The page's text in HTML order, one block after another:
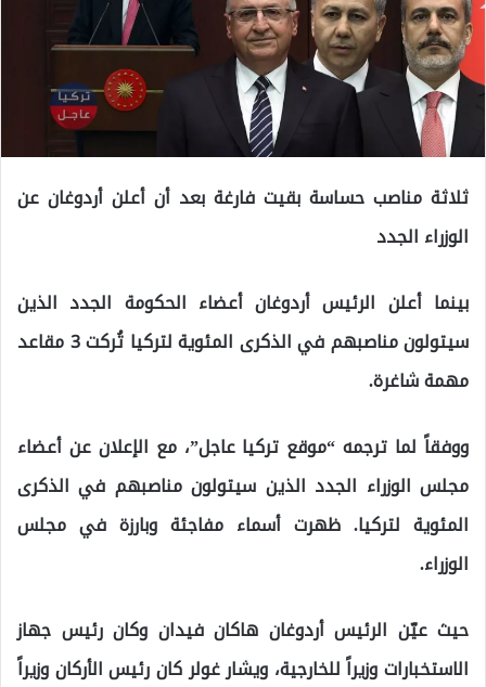
ثلاثة مناصب حساسة بقيت فارغة بعد أن أعلن أردوغان عن
الوزراء الجدد
بينما أعلن الرئيس أردوغان أعضاء الحكومة الجدد الذين
سيتولون مناصبهم في الذكرى المئوية لتركيا تُركت 3 مقاعد
مهمة شاغرة.
ووفقاً لما ترجمه “موقع تركيا عاجل”، مع الإعلان عن أعضاء
مجلس الوزراء الجدد الذين سيتولون مناصبهم في الذكرى
المئوية لتركيا. ظهرت أسماء مفاجئة وبارزة في مجلس
الوزراء.
حيث عيّن الرئيس أردوغان هاكان فيدان وكان رئيس جهاز
الاستخبارات وزيراً للخارجية، ويشار غولر كان رئيس الأركان وزيراً